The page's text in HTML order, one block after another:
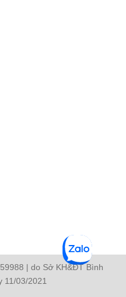
| do Sở KH&ĐT Bình
11/03/2021